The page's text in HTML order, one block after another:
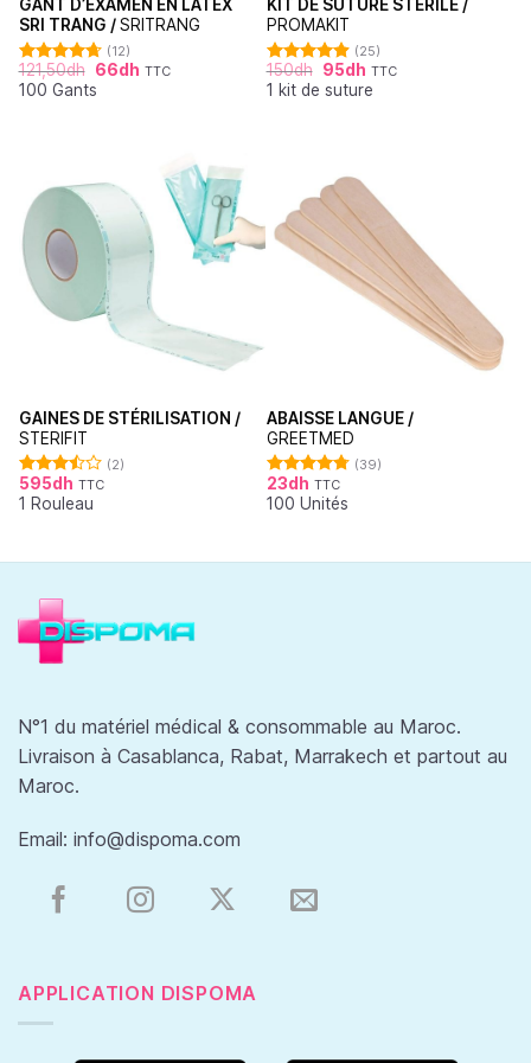
GANT D’EXAMEN EN LATEX
SRI TRANG /SRITRANG
Note4.67
sur 5
(12)
121,50dh 66dh TTC
100 Gants
KIT DE SUTURE STÉRILE /
PROMAKIT
Note4.92
sur 5
(25)
150dh 95dh TTC
1 kit de suture
GAINES DE STÉRILISATION /
STERIFIT
Note
3.50sur
(2)
595dh TTC
1 Rouleau
ABAISSE LANGUE /
GREETMED
Note4.79
sur 5
(39)
23dh TTC
100 Unités
N°1 du matériel médical & consommable au Maroc.
Livraison à Casablanca, Rabat, Marrakech et partout au
Maroc.
Email: info@dispoma.com
APPLICATION DISPOMA